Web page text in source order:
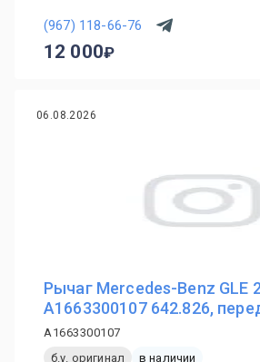
(967) 118-66-76
12 000
06.08.2026
Рычаг Mercedes-Benz GLE
A1663300107 642.826,
A1663300107
б.у. оригинал
в наличии